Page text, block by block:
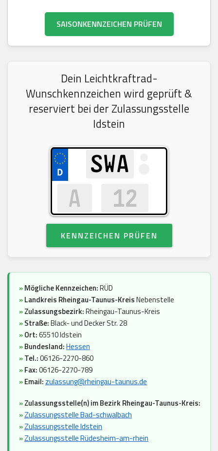
SAISONKENNZEICHEN PRÜFEN
Dein Leichtkraftrad-
Wunschkennzeichen wird geprüft &
reserviert bei der Zulassungsstelle
Idstein
KENNZEICHEN PRÜFEN
»Mögliche Kennzeichen:RÜD
»Landkreis Rheingau-Taunus-KreisNebenstelle
»Zulassungsbezirk:Rheingau-Taunus-Kreis
»Straße:Black- und Decker Str. 28
»Ort:65510 Idstein
»Bundesland:Hessen
»Tel.:06126-2270-860
»Fax:06126-2270-789
»Email: zulassung@rheingau-taunus.de
»Zulassungsstelle(n) im Bezirk Rheingau-Taunus-Kreis:
»Zulassungsstelle Bad-schwalbach
»Zulassungsstelle Idstein
»Zulassungsstelle Rüdesheim-am-rhein